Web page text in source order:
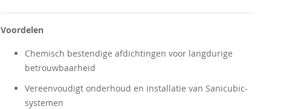
Voordelen
Chemisch bestendige afdichtingen voor langdurige
betrouwbaarheid
Vereenvoudigt onderhoud en installatie van Sanicubic-
systemen